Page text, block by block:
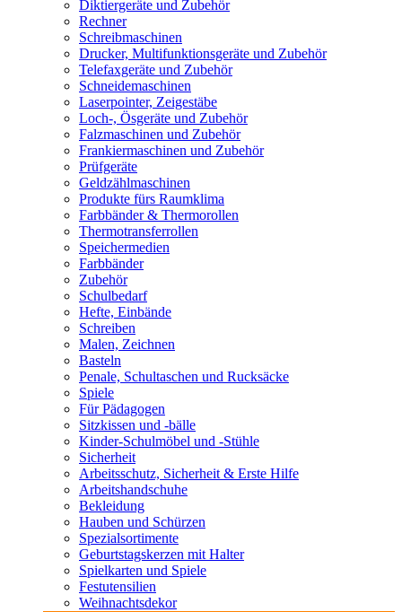
Diktiergeräte und Zubehör
Rechner
Schreibmaschinen
Drucker, Multifunktionsgeräte und Zubehör
Telefaxgeräte und Zubehör
Schneidemaschinen
Laserpointer, Zeigestäbe
Loch-, Ösgeräte und Zubehör
Falzmaschinen und Zubehör
Frankiermaschinen und Zubehör
Prüfgeräte
Geldzählmaschinen
Produkte fürs Raumklima
Farbbänder & Thermorollen
Thermotransferrollen
Speichermedien
Farbbänder
Zubehör
Schulbedarf
Hefte, Einbände
Schreiben
Malen, Zeichnen
Basteln
Penale, Schultaschen und Rucksäcke
Spiele
Für Pädagogen
Sitzkissen und -bälle
Kinder-Schulmöbel und -Stühle
Sicherheit
Arbeitsschutz, Sicherheit & Erste Hilfe
Arbeitshandschuhe
Bekleidung
Hauben und Schürzen
Spezialsortimente
Geburtstagskerzen mit Halter
Spielkarten und Spiele
Festutensilien
Weihnachtsdekor